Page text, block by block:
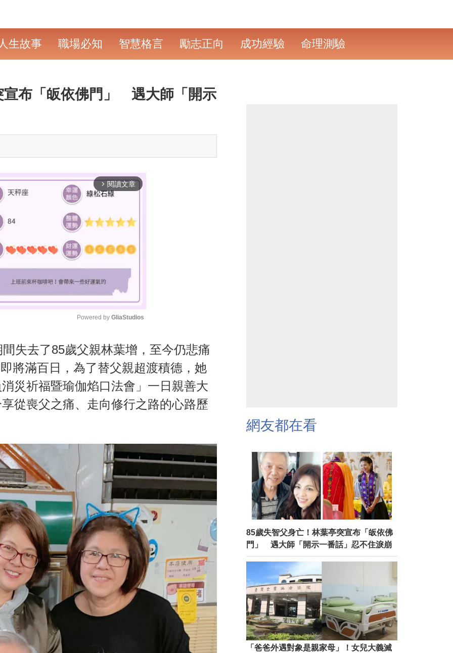
生故事 職場必知 智慧格言 勵志正向 成功經驗 命理測驗
宣布「皈依佛門」 遇大師「開示
arrow_forward_ios 閱讀文章
M
u
t
e
Powered by GliaStudios
失去了85歲父親林葉增，至今仍悲痛
將滿百日，為了替父親超渡積德，她
災祈福暨瑜伽焰口法會」一日親善大
從喪父之痛、走向修行之路的心路歷
網友都在看
85歲失智父身亡！林葉亭突宣布「皈依佛
門」 遇大師「開示一番話」忍不住淚崩
「爸爸外遇對象是親家母」！女兒大義滅